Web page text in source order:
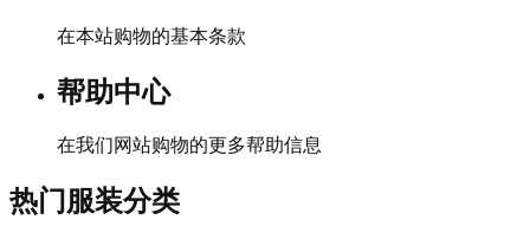
在本站购物的基本条款
帮助中心
在我们网站购物的更多帮助信息
热门服装分类